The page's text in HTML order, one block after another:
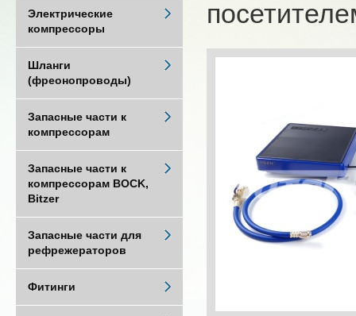
Электрические
компрессоры
Шланги
(фреонопроводы)
Запасные части к
компрессорам
Запасные части к
компрессорам BOCK,
Bitzer
Запасные части для
рефрежераторов
Фитинги